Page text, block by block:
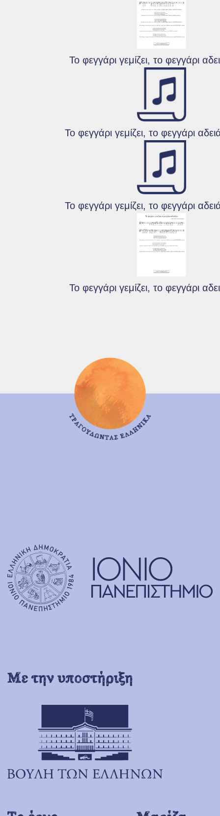
Το φεγγάρι γεμίζει, το φεγγάρι
Το φεγγάρι γεμίζει, το φεγγάρι
Το φεγγάρι γεμίζει, το φεγγάρι
Το φεγγάρι γεμίζει, το φεγγάρι
Με την υποστήριξη